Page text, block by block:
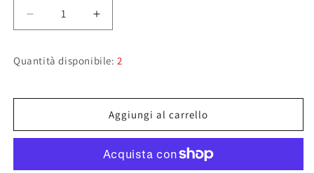
Diminuisci
quantità
Salopette
3.0
Aumenta
quantità
Salopette
Hansen
Pier
3.0
blu
Quantità disponibile:2
Aggiungi al carrello